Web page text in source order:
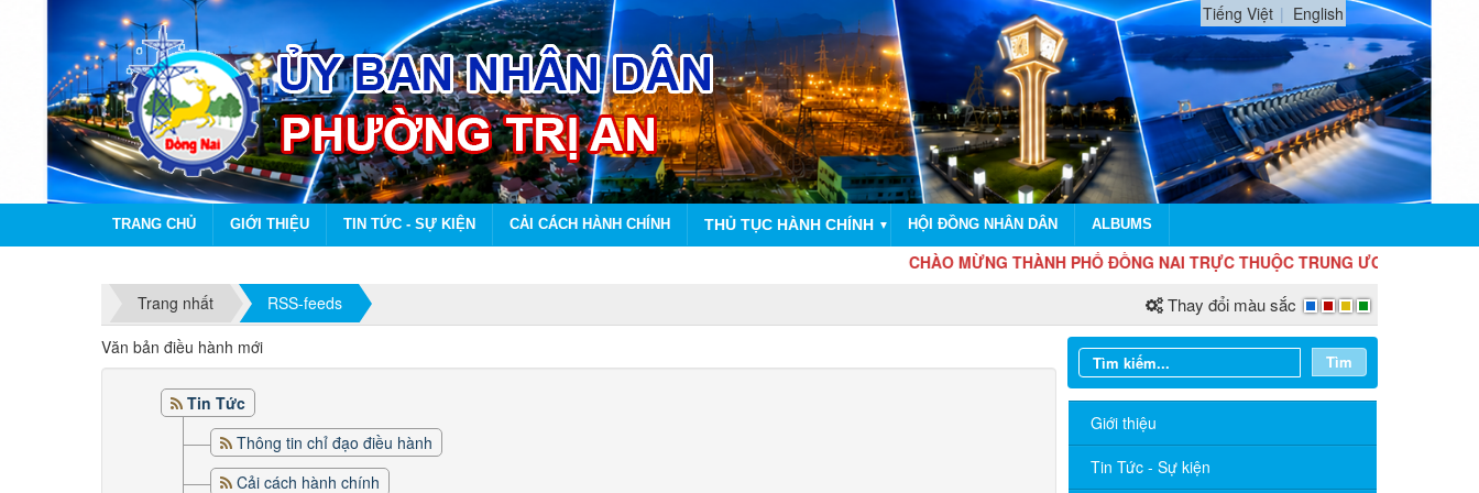
Tiếng Việt English
TRANG CHỦ GIỚI THIỆU TIN TỨC - SỰ KIỆN CẢI CÁCH HÀNH CHÍNH THỦ TỤC HÀNH CHÍNH ▼ HỘI ĐỒNG NHÂN DÂN ALBUMS
CHÀO MỪNG THÀNH PHỐ ĐỒNG NAI TRỰC THUỘC TRUNG ƯƠNG
Trang nhất
RSS-feeds Thay đổi màu sắc
Văn bản điều hành mới
Tin Tức
Thông tin chỉ đạo điều hành
Cải cách hành chính
Tìm
Giới thiệu
Tin Tức - Sự kiện